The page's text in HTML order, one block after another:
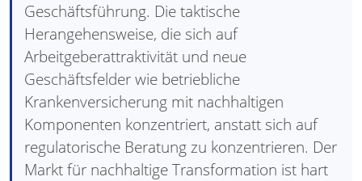
Geschäftsführung. Die taktische
Herangehensweise, die sich auf
Arbeitgeberattraktivität und neue
Geschäftsfelder wie betriebliche
Krankenversicherung mit nachhaltigen
Komponenten konzentriert, anstatt sich auf
regulatorische Beratung zu konzentrieren. Der
Markt für nachhaltige Transformation ist hart